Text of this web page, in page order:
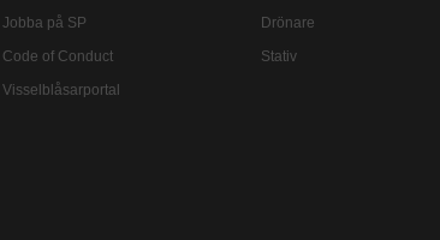
Jobba på SP
Code of Conduct
Visselblåsarportal
Drönare
Stativ